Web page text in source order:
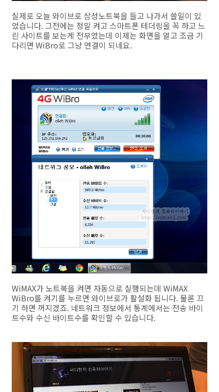
실제로 오늘 와이브로 삼성노트북을 들고 나가서 쓸일이 있
었습니다. 그전에는 정말 켜고 스마트폰 테더링을 꼭 하고 느
린 사이트를 보는게 전부였는데 이제는 화면을 열고 조금 기
다리면 WiBro로 그냥 연결이 되네요.
WiMAX가 노트북을 켜면 자동으로 실행되는데 WiMAX
WiBro를 켜기를 누르면 와이브로가 활설화 됩니다. 물론 끄
기 하면 꺼지겠죠. 네트워크 정보에서 통계에서는 전송 바이
트수와 수신 바이트수를 확인할 수 있습니다.